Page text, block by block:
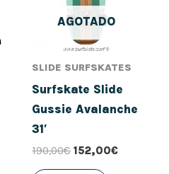
AGOTADO
SLIDE SURFSKATES
Surfskate Slide
Gussie Avalanche
31′
190,00€ 152,00€